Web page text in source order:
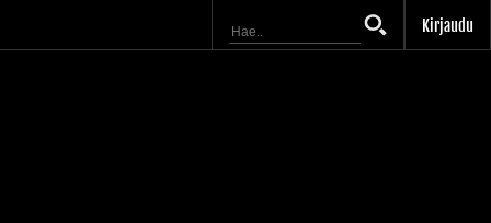
Kirjaudu